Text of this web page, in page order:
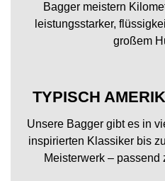
Bagger meistern
leistungsstarker,
großem
TYPISCH
Unsere Bagger gibt es in
inspirierten Klassiker bis
Meisterwerk – passend